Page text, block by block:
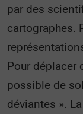
par des
cartographes.
Pour déplacer
possible de
déviantes ».